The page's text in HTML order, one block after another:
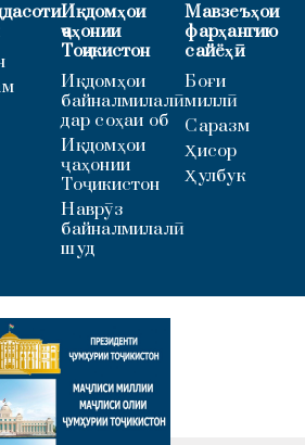
Иқдомҳои
ҷаҳонии
Тоҷикистон
Иқдомҳои
байналмилалӣ
дар соҳаи об
Иқдомҳои
ҷаҳонии
Тоҷикистон
Наврӯз
байналмилалӣ
шуд
Мавзеъҳои
фарҳангию
сайёҳӣ
Боғи
миллӣ
Саразм
Ҳисор
Ҳулбук